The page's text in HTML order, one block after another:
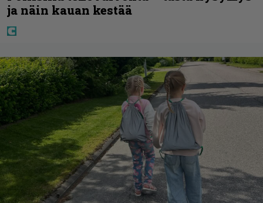
ja näin kauan kestää